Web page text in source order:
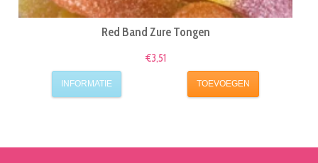
Red Band Zure Tongen
€3,51
INFORMATIE TOEVOEGEN